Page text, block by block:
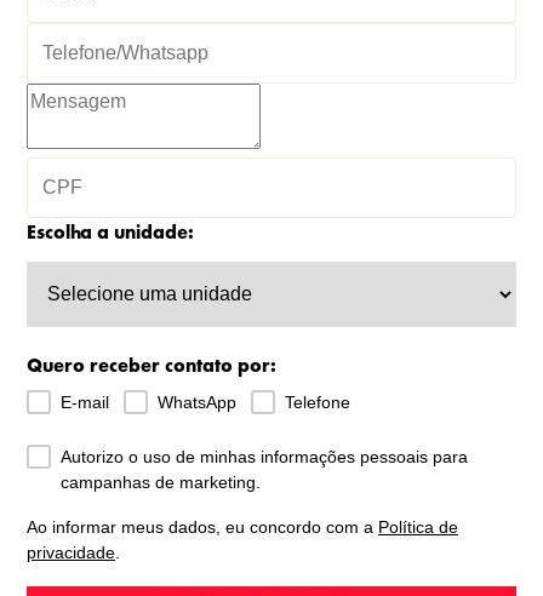
Escolha a unidade:
Quero receber contato por:
E-mail WhatsApp Telefone
Autorizo o uso de minhas informações pessoais para
campanhas de marketing.
Ao informar meus dados, eu concordo com a Política de
privacidade.